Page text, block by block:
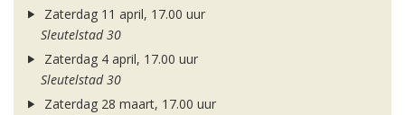
Zaterdag 11 april, 17.00 uur
Sleutelstad 30
Zaterdag 4 april, 17.00 uur
Sleutelstad 30
Zaterdag 28 maart, 17.00 uur